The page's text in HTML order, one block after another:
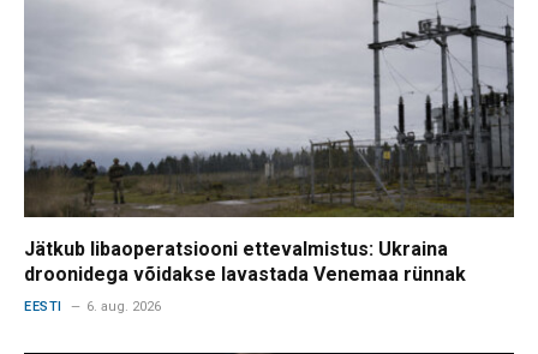
Jätkub libaoperatsiooni ettevalmistus: Ukraina
droonidega võidakse lavastada Venemaa rünnak
EESTI 6. aug. 2026